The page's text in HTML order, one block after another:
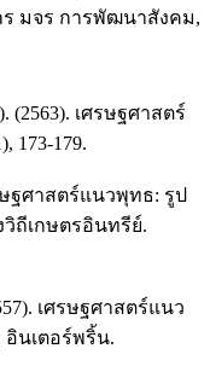
ร มจร การพัฒนาสังคม,
เศรษฐศาสตร์
173-179.
ฐศาสตร์แนวพุทธ: รูป
ถีเกษตรอินทรีย์.
เศรษฐศาสตร์แนว
อินเตอร์พริ้น.